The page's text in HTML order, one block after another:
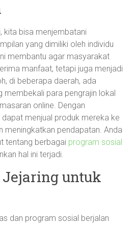
kita bisa menjembatani
yang dimiliki oleh individu
membantu agar masyarakat
manfaat, tetapi juga menjadi
di beberapa daerah, ada
membekali para pengrajin lokal
online. Dengan
menjual produk mereka ke
meningkatkan pendapatan. Anda
tentang berbagai program sosial
hal ini terjadi.
untuk
dan program sosial berjalan